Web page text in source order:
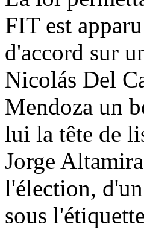
FIT est
d'accord sur
Nicolás Del
Mendoza un
lui la tête de
Jorge
l'élection,
sous